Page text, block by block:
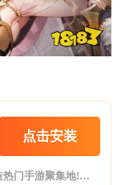
点击安装
0.01折APP，官网直下，打造热门手游聚集地!集合BT版游戏、折扣手游与H5轻游戏，一网打尽玩家所爱。海量福利礼包，限时领取，助力您游戏更畅快。无论是寻找刺激挑战还是休闲时光，这里都是您的理想之选。